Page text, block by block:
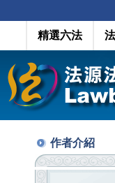
精選六法
作者介紹